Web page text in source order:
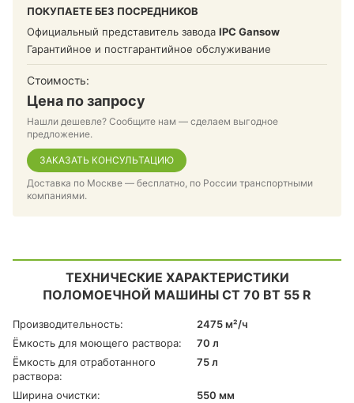
ПОКУПАЕТЕ БЕЗ ПОСРЕДНИКОВ
Официальный представитель завода IPC Gansow
Гарантийное и постгарантийное обслуживание
Стоимость:
Цена по запросу
Нашли дешевле? Сообщите нам — сделаем выгодное
предложение.
ЗАКАЗАТЬ КОНСУЛЬТАЦИЮ
Доставка по Москве — бесплатно, по России транспортными
компаниями.
ТЕХНИЧЕСКИЕ ХАРАКТЕРИСТИКИ
ПОЛОМОЕЧНОЙ МАШИНЫ CT 70 BT 55 R
Производительность:
2475 м²/ч
Ёмкость для моющего раствора:
70 л
Ёмкость для отработанного
раствора:
75 л
Ширина очистки: 550 мм